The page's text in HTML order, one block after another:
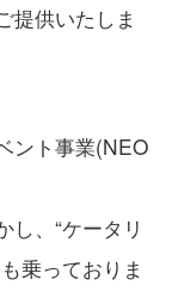
提供いたしま
ント事業(NEO
し、“ケータリ
乗っておりま